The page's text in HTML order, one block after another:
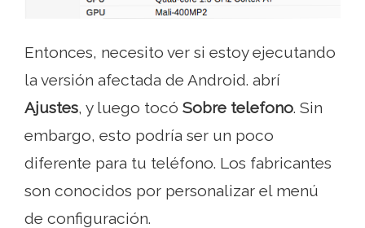
Entonces, necesito ver si estoy ejecutando
la versión afectada de Android. abrí
Ajustes, y luego tocó Sobre telefono. Sin
embargo, esto podría ser un poco
diferente para tu teléfono. Los fabricantes
son conocidos por personalizar el menú
de configuración.